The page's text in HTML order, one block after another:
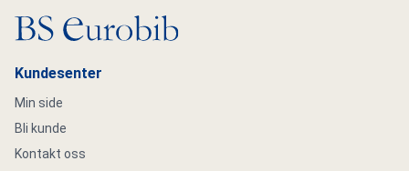
Gå til hovedsiden
Kundesenter
Min side
Bli kunde
Kontakt oss